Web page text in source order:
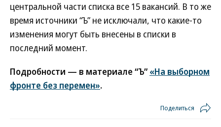
центральной части списка все 15 вакансий. В то же
время источники “Ъ” не исключали, что какие-то
изменения могут быть внесены в списки в
последний момент.
Подробности — в материале “Ъ” «На выборном
фронте без перемен».
Поделиться